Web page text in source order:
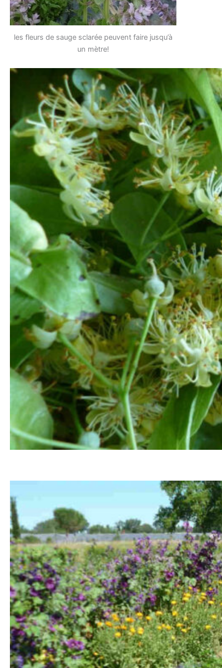
les fleurs de sauge sclarée peuvent faire jusqu’à
un mètre!